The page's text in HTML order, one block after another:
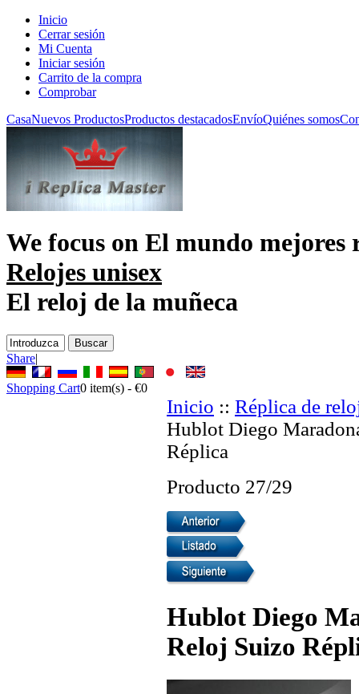
Inicio
Cerrar sesión
Mi Cuenta
Iniciar sesión
Carrito de la compra
Comprobar
CasaNuevos ProductosProductos destacadosEnvíoQuiénes somos
We focus on El mundo mejores
Relojes unisex
El reloj de la muñeca
Share|
Shopping Cart0 item(s) - €0
Inicio :: Réplica de
Hublot Diego
Réplica
Producto 27/29
Hublot Diego
Reloj Suizo